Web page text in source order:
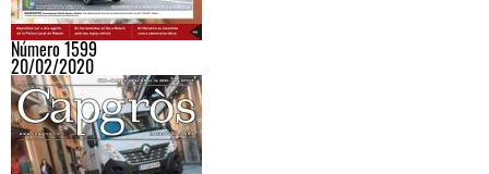
Número 1599
20/02/2020